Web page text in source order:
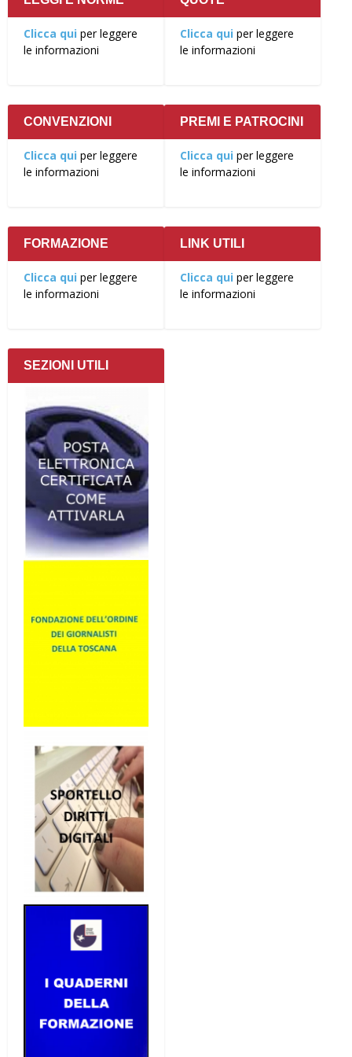
Clicca qui per leggere
le informazioni
Clicca qui per leggere
le informazioni
CONVENZIONI
Clicca qui per leggere
le informazioni
PREMI E PATROCINI
Clicca qui per leggere
le informazioni
FORMAZIONE
Clicca qui per leggere
le informazioni
LINK UTILI
Clicca qui per leggere
le informazioni
SEZIONI UTILI